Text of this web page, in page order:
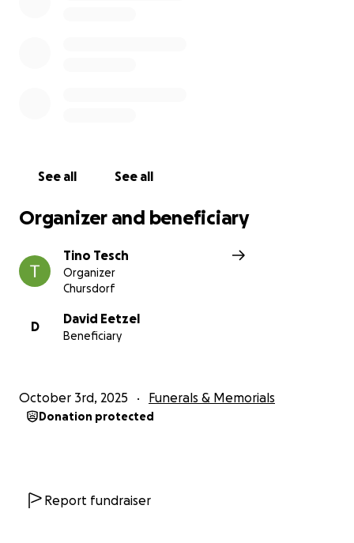
See all See all
Organizer and beneficiary
Tino Tesch
Organizer
Chursdorf
D
David Eetzel
Beneficiary
October 3rd, 2025 Funerals & Memorials
Donation protected
Report fundraiser